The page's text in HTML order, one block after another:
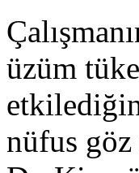
üzüm
nüfus göz